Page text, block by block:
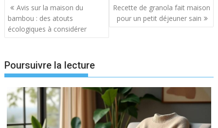
Navigation
de
l’article
Avis sur la maison du
bambou : des atouts
écologiques à considérer
Recette de granola fait maison
pour un petit déjeuner sain
Poursuivre la lecture